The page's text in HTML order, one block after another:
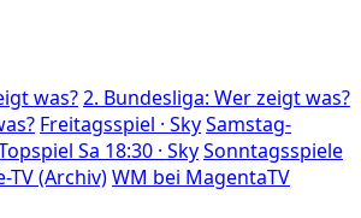
was?2. Bundesliga: Wer zeigt was?
Freitagsspiel · SkySamstag-
Sa 18:30 · SkySonntagsspiele
TV (Archiv)WM bei MagentaTV